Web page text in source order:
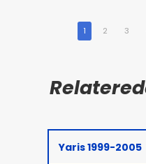
1 2 3
Yaris 1999-2005